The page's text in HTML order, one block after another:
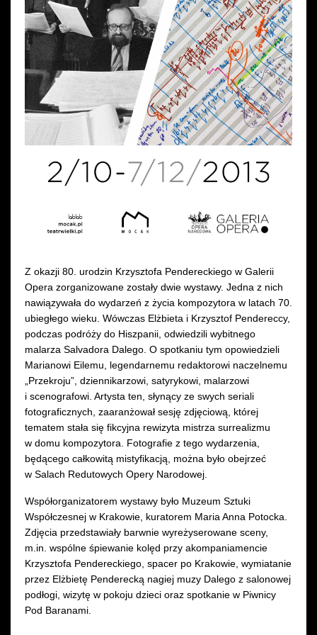
Wynajem kostiumów
Wynajem rekwizytów
Fundusze unijne
Dotacje celowe
Z okazji 80. urodzin Krzysztofa Pendereckiego w Galerii
Opera zorganizowane zostały dwie wystawy. Jedna z nich
nawiązywała do wydarzeń z życia kompozytora w latach 70.
ubiegłego wieku. Wówczas Elżbieta i Krzysztof Pendereccy,
podczas podróży do Hiszpanii, odwiedzili wybitnego
malarza Salvadora Dalego. O spotkaniu tym opowiedzieli
Marianowi Eilemu, legendarnemu redaktorowi naczelnemu
„Przekroju”, dziennikarzowi, satyrykowi, malarzowi
i scenografowi. Artysta ten, słynący ze swych seriali
fotograficznych, zaaranżował sesję zdjęciową, której
tematem stała się fikcyjna rewizyta mistrza surrealizmu
w domu kompozytora. Fotografie z tego wydarzenia,
będącego całkowitą mistyfikacją, można było obejrzeć
w Salach Redutowych Opery Narodowej.
Współorganizatorem wystawy było Muzeum Sztuki
Współczesnej w Krakowie, kuratorem Maria Anna Potocka.
Zdjęcia przedstawiały barwnie wyreżyserowane sceny,
m.in. wspólne śpiewanie kolęd przy akompaniamencie
Krzysztofa Pendereckiego, spacer po Krakowie, wymiatanie
przez Elżbietę Penderecką nagiej muzy Dalego z salonowej
podłogi, wizytę w pokoju dzieci oraz spotkanie w Piwnicy
Pod Baranami.